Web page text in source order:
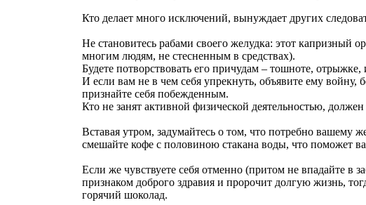
Кто делает много исключений, вынуждает других
Не становитесь рабами своего желудка: этот капризный
многим людям, не стесненным в средствах).
Будете потворствовать его причудам – тошноте,
И если вам не в чем себя упрекнуть, объявите ему войну,
признайте себя побежденным.
Кто не занят активной физической деятельностью,
Вставая утром, задумайтесь о том, что потребно вашему
смешайте кофе с половиною стакана воды, что поможет
Если же чувствуете себя отменно (притом не впадайте в
признаком доброго здравия и пророчит долгую жизнь,
горячий шоколад.